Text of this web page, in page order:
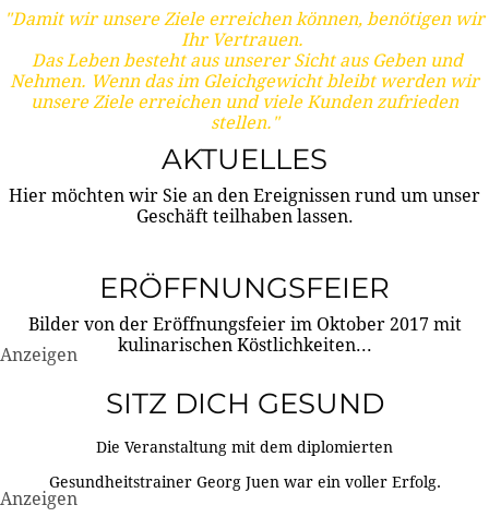
"Damit wir unsere Ziele erreichen können, benötigen wir
Ihr Vertrauen.
Das Leben besteht aus unserer Sicht aus Geben und
Nehmen. Wenn das im Gleichgewicht bleibt werden wir
unsere Ziele erreichen und viele Kunden zufrieden
stellen."
AKTUELLES
Hier möchten wir Sie an den Ereignissen rund um unser
Geschäft teilhaben lassen.
ERÖFFNUNGSFEIER
Bilder von der Eröffnungsfeier im Oktober 2017 mit
kulinarischen Köstlichkeiten...
Anzeigen
SITZ DICH GESUND
Die Veranstaltung mit dem diplomierten
Gesundheitstrainer Georg Juen war ein voller Erfolg.
Anzeigen